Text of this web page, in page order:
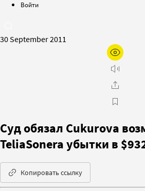
Войти
30 September 2011
Суд обязал Cukurovа
TeliaSonera убытки в
Копировать ссылку